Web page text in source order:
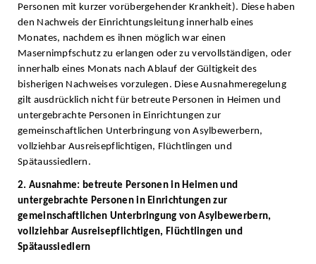
Personen mit kurzer vorübergehender Krankheit). Diese haben
den Nachweis der Einrichtungsleitung innerhalb eines
Monates, nachdem es ihnen möglich war einen
Masernimpfschutz zu erlangen oder zu vervollständigen, oder
innerhalb eines Monats nach Ablauf der Gültigkeit des
bisherigen Nachweises vorzulegen. Diese Ausnahmeregelung
gilt ausdrücklich nicht für betreute Personen in Heimen und
untergebrachte Personen in Einrichtungen zur
gemeinschaftlichen Unterbringung von Asylbewerbern,
vollziehbar Ausreisepflichtigen, Flüchtlingen und
Spätaussiedlern.
2. Ausnahme: betreute Personen in Heimen und
untergebrachte Personen in Einrichtungen zur
gemeinschaftlichen Unterbringung von Asylbewerbern,
vollziehbar Ausreisepflichtigen, Flüchtlingen und
Spätaussiedlern